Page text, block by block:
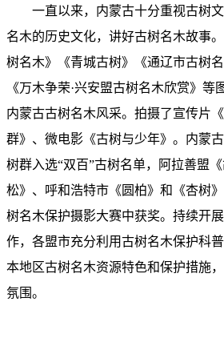
一直以来，内蒙古十分重视古树
名木的历史文化，讲好古树名木故事
树名木》《青城古树》《通辽市古树
《万木争荣·兴安盟古树名木欣赏》等
内蒙古古树名木风采。拍摄了宣传片
群》、微电影《古树与少年》。内蒙
树群入选“双百”古树名单，阿拉善盟
松》、呼和浩特市《圆柏》和《杏树
树名木保护摄影大赛中获奖。持续开
作，各盟市充分利用古树名木保护科
本地区古树名木资源特色和保护措施
氛围。